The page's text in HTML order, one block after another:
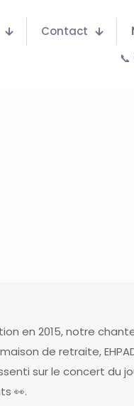
Contact
en 2015, notre
de retraite,
sur le concert du
👀.